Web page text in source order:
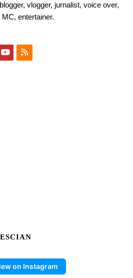
vlogger, jurnalist, voice over,
MC, entertainer.
on Instagram